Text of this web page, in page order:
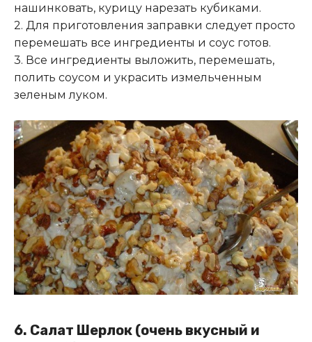
нашинковать, курицу нарезать кубиками.
2. Для приготовления заправки следует просто
перемешать все ингредиенты и соус готов.
3. Все ингредиенты выложить, перемешать,
полить соусом и украсить измельченным
зеленым луком.
6. Салат Шерлок (очень вкусный и